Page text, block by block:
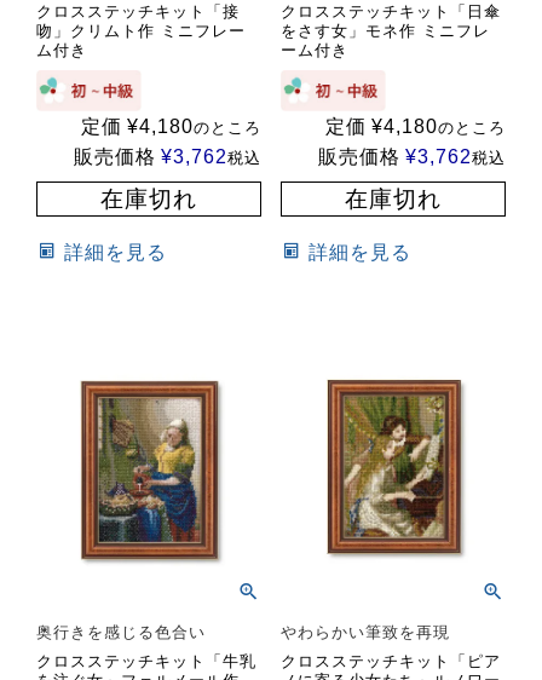
クロスステッチキット「接
吻」クリムト作 ミニフレー
ム付き
定価 ¥4,180のところ
販売価格 ¥3,762税込
在庫切れ
詳細を見る
クロスステッチキット「日傘
をさす女」モネ作 ミニフレ
ーム付き
定価 ¥4,180のところ
販売価格 ¥3,762税込
在庫切れ
詳細を見る
奥行きを感じる色合い
クロスステッチキット「牛乳
やわらかい筆致を再現
クロスステッチキット「ピア